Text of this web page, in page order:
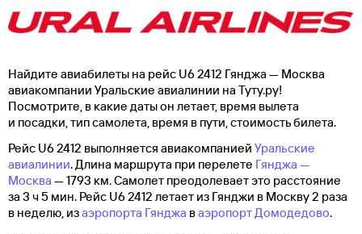
Найдите авиабилеты на рейс U6 2412 Гянджа — Москва
авиакомпании Уральские авиалинии на Туту.ру!
Посмотрите, в какие даты он летает, время вылета
и посадки, тип самолета, время в пути, стоимость билета.
Рейс U6 2412 выполняется авиакомпанией Уральские
авиалинии. Длина маршрута при перелете Гянджа —
Москва — 1793 км. Самолет преодолевает это расстояние
за 3 ч 5 мин. Рейс U6 2412 летает из Гянджи в Москву 2 раза
в неделю, изаэропорта Гянджа ваэропорт Домодедово.